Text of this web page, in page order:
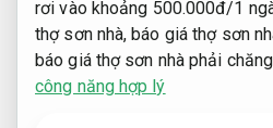
rơi vào khoảng 500.000đ/1
thợ sơn nhà, báo giá thợ sơn
báo giá thợ sơn nhà phải
công năng hợp lý